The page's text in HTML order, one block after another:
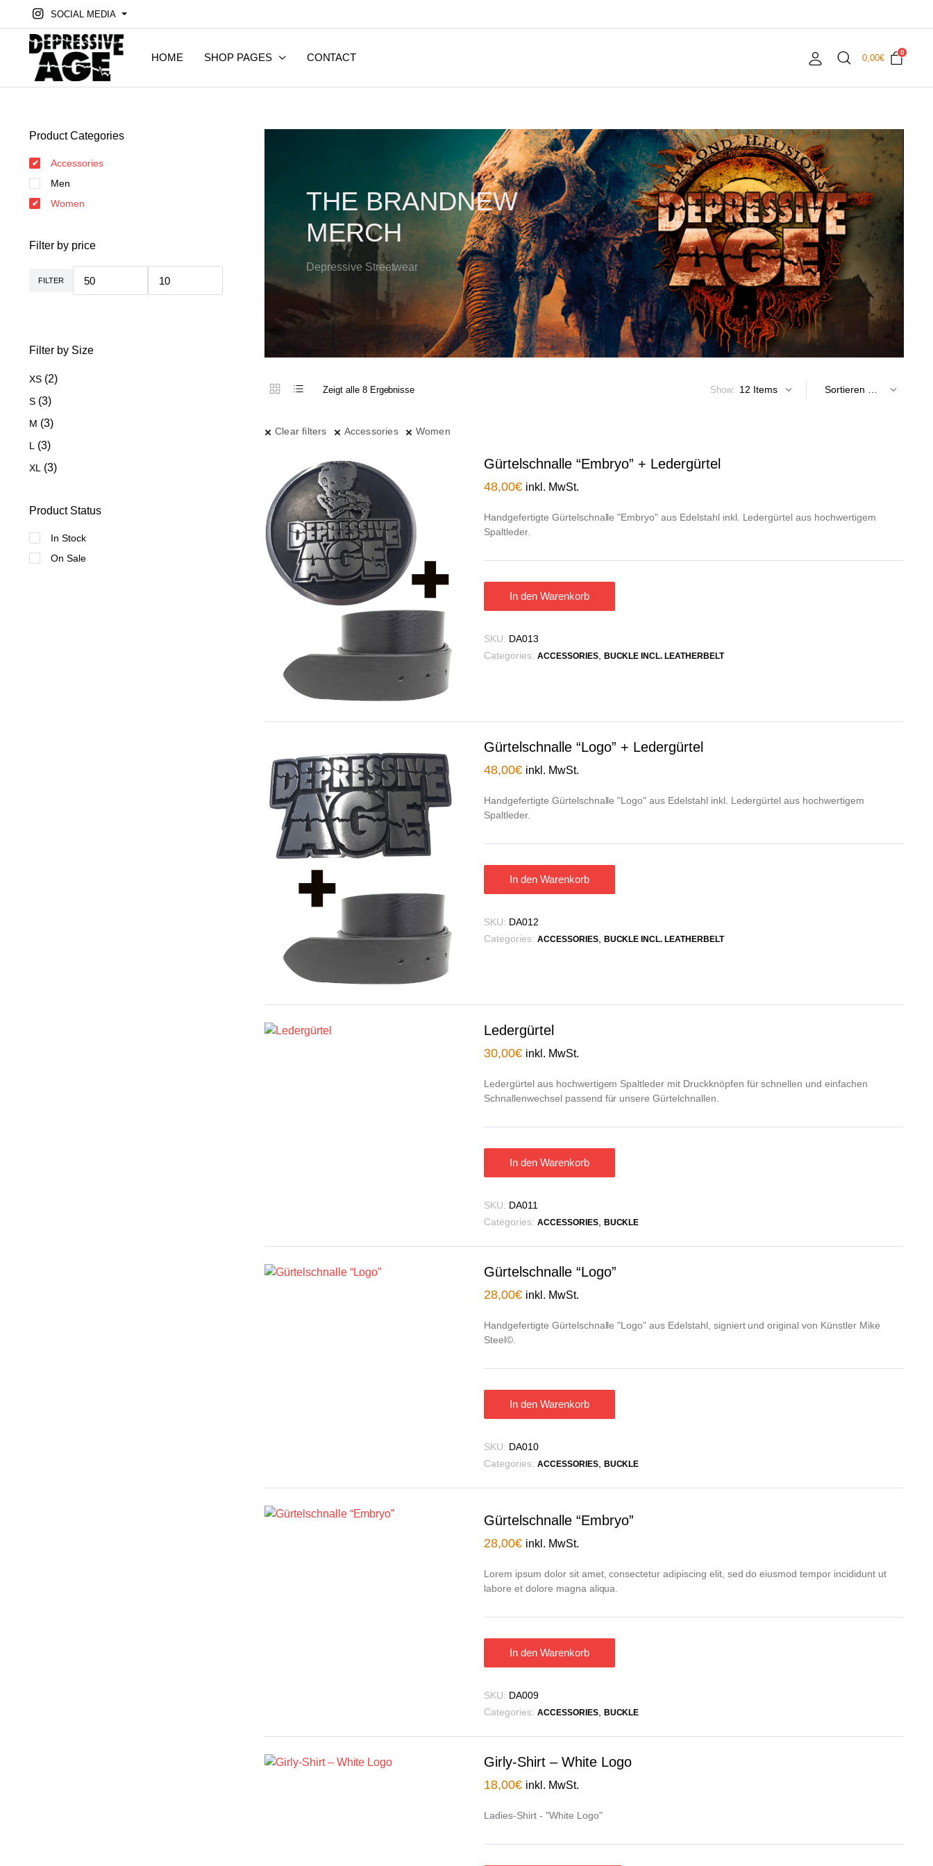
SOCIAL MEDIA
HOME SHOP PAGES CONTACT 0,00€
0
THE BRANDNEW
MERCH
Depressive Streetwear
Zeigt alle 8 Ergebnisse Show:
Clear filters Accessories Women
Gürtelschnalle “Embryo” + Ledergürtel
48,00€ inkl. MwSt.
Handgefertigte Gürtelschnalle "Embryo" aus Edelstahl inkl. Ledergürtel aus hochwertigem
Spaltleder.
In den Warenkorb
SKU: DA013
Categories: ACCESSORIES, BUCKLE INCL. LEATHERBELT
Gürtelschnalle “Logo” + Ledergürtel
48,00€ inkl. MwSt.
Handgefertigte Gürtelschnalle "Logo" aus Edelstahl inkl. Ledergürtel aus hochwertigem
Spaltleder.
In den Warenkorb
SKU: DA012
Categories: ACCESSORIES, BUCKLE INCL. LEATHERBELT
Ledergürtel
30,00€ inkl. MwSt.
Ledergürtel aus hochwertigem Spaltleder mit Druckknöpfen für schnellen und einfachen
Schnallenwechsel passend für unsere Gürtelchnallen.
In den Warenkorb
SKU: DA011
Categories: ACCESSORIES, BUCKLE
Gürtelschnalle “Logo”
28,00€ inkl. MwSt.
Handgefertigte Gürtelschnalle "Logo" aus Edelstahl, signiert und original von Künstler Mike
Steel©.
In den Warenkorb
SKU: DA010
Categories: ACCESSORIES, BUCKLE
Gürtelschnalle “Embryo”
28,00€ inkl. MwSt.
Lorem ipsum dolor sit amet, consectetur adipiscing elit, sed do eiusmod tempor incididunt ut
labore et dolore magna aliqua.
In den Warenkorb
SKU: DA009
Categories: ACCESSORIES, BUCKLE
Girly-Shirt – White Logo
18,00€ inkl. MwSt.
Ladies-Shirt - "White Logo"
Product Categories
Accessories
Men
Women
Filter by price
FILTER
Filter by Size
XS (2)
S (3)
M (3)
L (3)
XL (3)
Product Status
In Stock
On Sale